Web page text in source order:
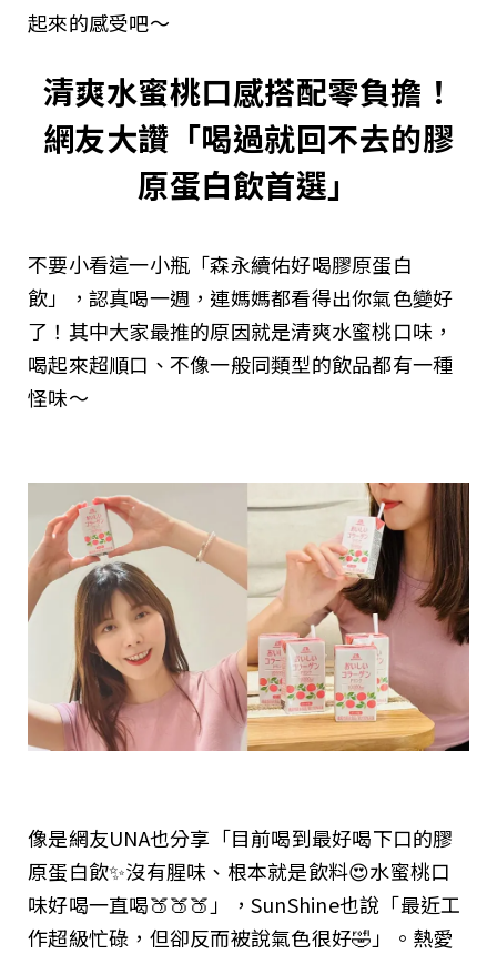
起來的感受吧～
清爽水蜜桃口感搭配零負擔！
網友大讚「喝過就回不去的膠
原蛋白飲首選」
不要小看這一小瓶「森永續佑好喝膠原蛋白
飲」，認真喝一週，連媽媽都看得出你氣色變好
了！其中大家最推的原因就是清爽水蜜桃口味，
喝起來超順口、不像一般同類型的飲品都有一種
怪味～
像是網友UNA也分享「目前喝到最好喝下口的膠
原蛋白飲✨沒有腥味、根本就是飲料😍水蜜桃口
味好喝一直喝🍑🍑🍑」，SunShine也說「最近工
作超級忙碌，但卻反而被說氣色很好🤣」。熱愛